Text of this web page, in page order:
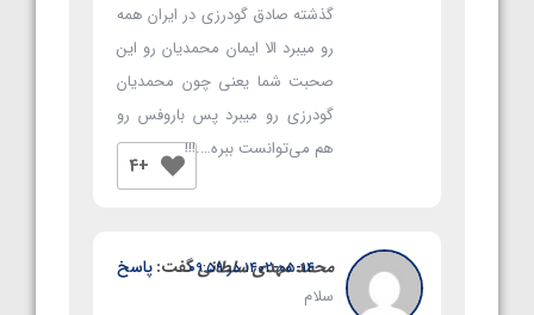
گذشته صادق گودرزی در ایران همه
رو میبرد الا ایمان محمدیان رو این
صحبت شما یعنی چون محمدیان
گودرزی رو میبرد پس باروفس رو
هم می‌توانست ببره….!!!
+4
محمد مهدی سلطانیگفت: ۱۴۰۲-۰۵-۱۴ در ۰۹:۵۹
سلام
پاسخ